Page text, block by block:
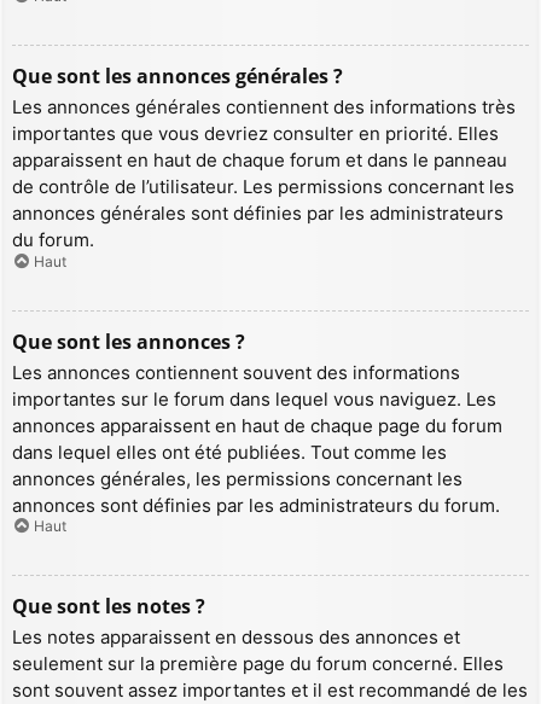
Que sont les annonces générales ?
Les annonces générales contiennent des informations très
importantes que vous devriez consulter en priorité. Elles
apparaissent en haut de chaque forum et dans le panneau
de contrôle de l’utilisateur. Les permissions concernant les
annonces générales sont définies par les administrateurs
du forum.
Haut
Que sont les annonces ?
Les annonces contiennent souvent des informations
importantes sur le forum dans lequel vous naviguez. Les
annonces apparaissent en haut de chaque page du forum
dans lequel elles ont été publiées. Tout comme les
annonces générales, les permissions concernant les
annonces sont définies par les administrateurs du forum.
Haut
Que sont les notes ?
Les notes apparaissent en dessous des annonces et
seulement sur la première page du forum concerné. Elles
sont souvent assez importantes et il est recommandé de les